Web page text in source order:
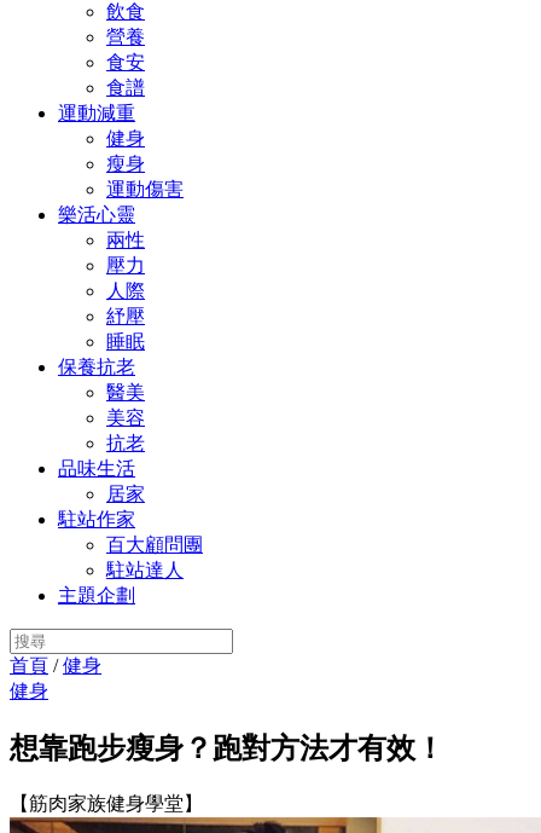
飲食
營養
食安
食譜
運動減重
健身
瘦身
運動傷害
樂活心靈
兩性
壓力
人際
紓壓
睡眠
保養抗老
醫美
美容
抗老
品味生活
居家
駐站作家
百大顧問團
駐站達人
主題企劃
首頁 /健身
健身
想靠跑步瘦身？跑對方法才有效！
【筋肉家族健身學堂】